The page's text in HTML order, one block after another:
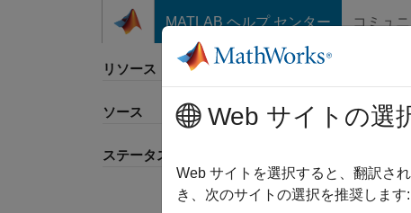
コンテンツへスキップ
MATLAB ヘルプ センター コミュ
リソース
ソース
ステータス
並べ替
Web サイトの選
Web サイトを選択すると、翻訳さ
き、次のサイトの選択を推奨します: